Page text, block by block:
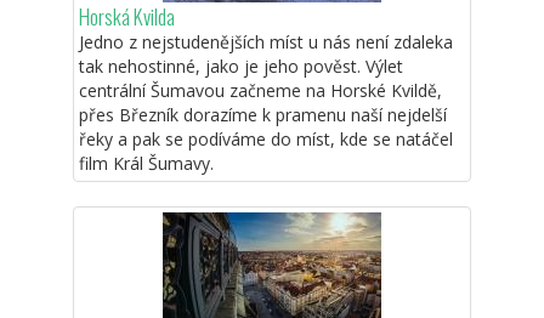
Horská Kvilda
Jedno z nejstudenějších míst u nás není zdaleka
tak nehostinné, jako je jeho pověst. Výlet
centrální Šumavou začneme na Horské Kvildě,
přes Březník dorazíme k pramenu naší nejdelší
řeky a pak se podíváme do míst, kde se natáčel
film Král Šumavy.